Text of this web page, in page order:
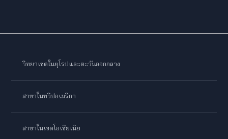
วิทยาเขตในยุโรปและตะวันออกกลาง
สาขาในทวีปอเมริกา
สาขาในเขตโอเชียเนีย